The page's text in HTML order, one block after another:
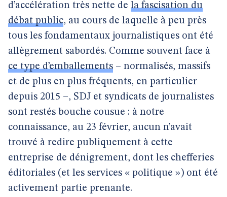
d’accélération très nette de la fascisation du
débat public, au cours de laquelle à peu près
tous les fondamentaux journalistiques ont été
allègrement sabordés. Comme souvent face à
ce type d’emballements – normalisés, massifs
et de plus en plus fréquents, en particulier
depuis 2015 –, SDJ et syndicats de journalistes
sont restés bouche cousue : à notre
connaissance, au 23 février, aucun n’avait
trouvé à redire publiquement à cette
entreprise de dénigrement, dont les chefferies
éditoriales (et les services « politique ») ont été
activement partie prenante.